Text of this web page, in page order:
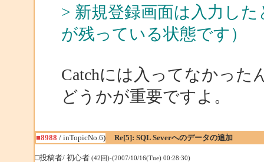
> 新規登録画面は入力し
が残っている状態です）
Catchには入ってなかった
どうかが重要ですよ。
■8988 / inTopicNo.6) Re[5]: SQL Severへのデータの追加
□投稿者/ 初心者 (42回)-(2007/10/16(Tue) 00:28:30)